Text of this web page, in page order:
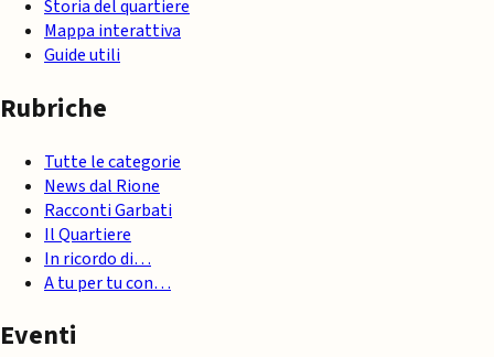
Storia del quartiere
Mappa interattiva
Guide utili
Rubriche
Tutte le categorie
News dal Rione
Racconti Garbati
Il Quartiere
In ricordo di…
A tu per tu con…
Eventi